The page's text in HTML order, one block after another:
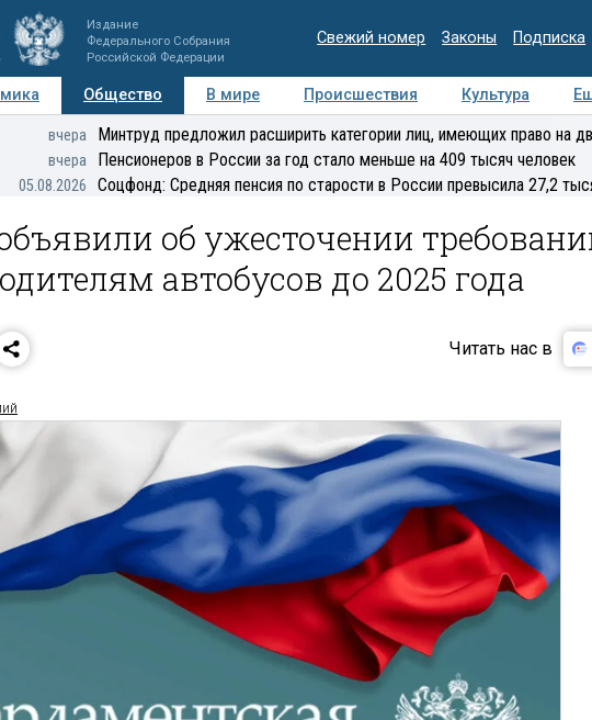
Издание
Федерального Собрания
Российской Федерации
Свежий номер Законы Подписка
Общество В мире Происшествия Культура
Мнения Регионы Медиацентр Интервью
вчера Минтруд предложил расширить категории лиц, имеющих право на
вчера Пенсионеров в России за год стало меньше на 409 тысяч человек
05.08.2026 Соцфонд: Средняя пенсия по старости в России превысила 27,2
об ужесточении
автобусов до 2025 года
Читать нас в